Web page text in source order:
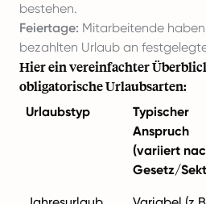
bestehen.
Feiertage: Mitarbeitende
bezahlten Urlaub an
Hier ein vereinfachter
obligatorische Urlaubsarten:
Urlaubstyp
Typischer
Anspruch
(variiert
Gesetz/